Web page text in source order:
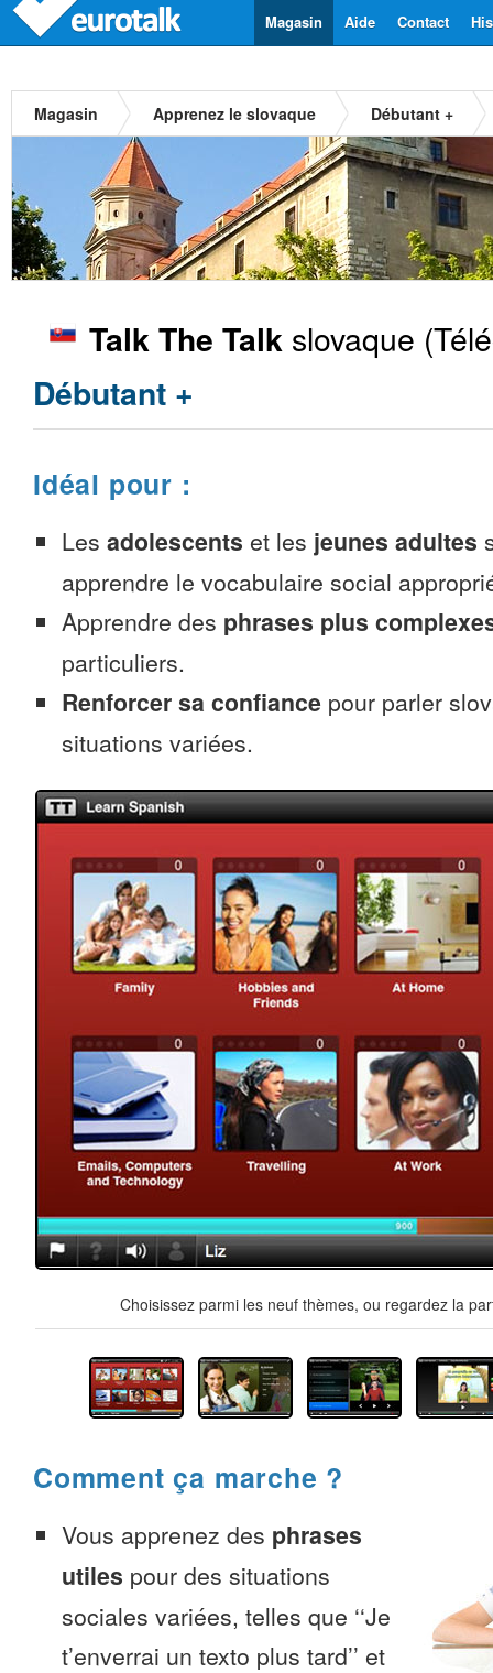
Contact
Aide
Magasin
Magasin Apprenez le slovaque Débutant +
Talk The Talk slovaque
Débutant +
Idéal pour :
Les adolescents et les jeunes adultes
apprendre le vocabulaire social
Apprendre des phrases plus
particuliers.
Renforcer sa confiance pour parler
situations variées.
Choisissez parmi les neuf thèmes, ou regardez la
Comment ça marche ?
Vous apprenez des phrases
utiles pour des situations
sociales variées, telles que ‘‘Je
t’enverrai un texto plus tard’’ et